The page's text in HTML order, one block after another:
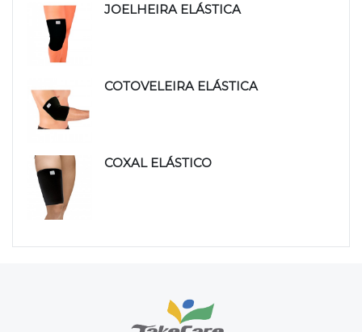
JOELHEIRA ELÁSTICA
COTOVELEIRA ELÁSTICA
COXAL ELÁSTICO